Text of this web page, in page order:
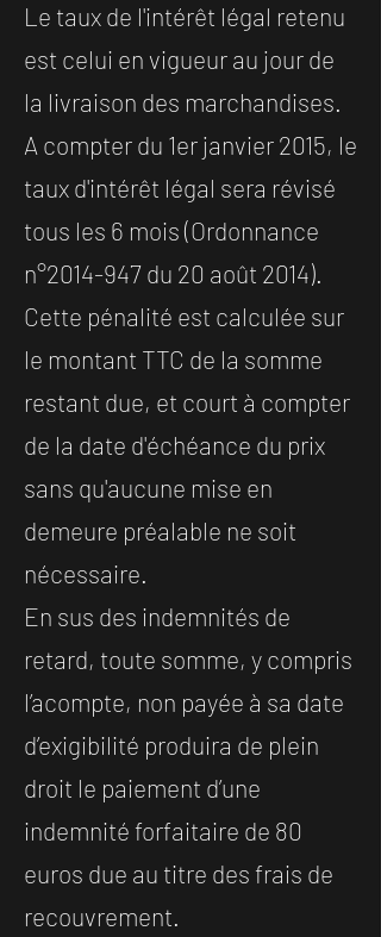
Le taux de l'intérêt légal retenu
est celui en vigueur au jour de
la livraison des marchandises.
A compter du 1er janvier 2015, le
taux d'intérêt légal sera révisé
tous les 6 mois (Ordonnance
n°2014-947 du 20 août 2014).
Cette pénalité est calculée sur
le montant TTC de la somme
restant due, et court à compter
de la date d'échéance du prix
sans qu'aucune mise en
demeure préalable ne soit
nécessaire.
En sus des indemnités de
retard, toute somme, y compris
l’acompte, non payée à sa date
d’exigibilité produira de plein
droit le paiement d’une
indemnité forfaitaire de 80
euros due au titre des frais de
recouvrement.